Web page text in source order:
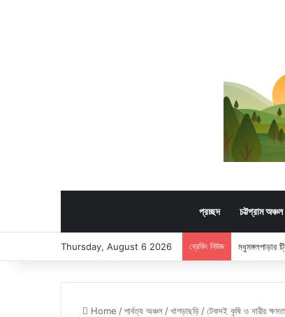
প্রচ্ছদ চট্টগ্রাম অঞ্চল
Thursday, August 6 2026 ব্রেকিং নিউজ মধুমঙ্গলপাড়ার
Home /পার্বত্য অঞ্চল /খাগড়াছড়ি /টেকসই কৃষি ও নারীর